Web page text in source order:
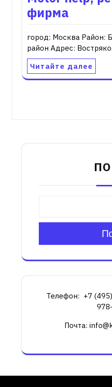
фирма
город: Москва Район:
район Адрес:
Читайте далее
Телефон: +7
Почта: